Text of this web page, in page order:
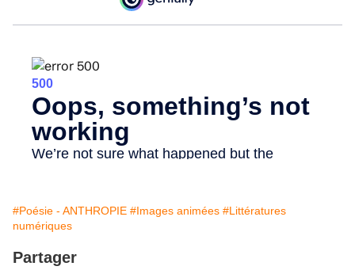
#Poésie - ANTHROPIE #Images animées #Littératures
numériques
Partager